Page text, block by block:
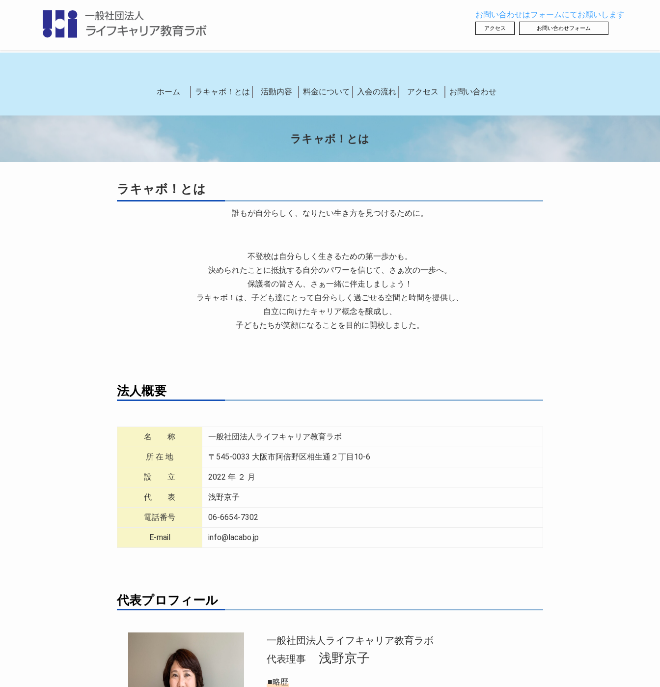
お問い合わせはフォームにてお願いします
アクセス お問い合わせフォーム
ホーム ラキャボ！とは 活動内容 料金について 入会の流れ アクセス お問い合わせ
ラキャボ！とは
ラキャボ！とは
誰もが自分らしく、なりたい生き方を見つけるために。
不登校は自分らしく生きるための第一歩かも。
決められたことに抵抗する自分のパワーを信じて、さぁ次の一歩へ。
保護者の皆さん、さぁ一緒に伴走しましょう！
ラキャボ！は、子ども達にとって自分らしく過ごせる空間と時間を提供し、
自立に向けたキャリア概念を醸成し、
子どもたちが笑顔になることを目的に開校しました。
法人概要
名 称 一般社団法人ライフキャリア教育ラボ
所 在 地 〒545-0033 大阪市阿倍野区相生通２丁目10-6
設 立 2022 年 ２ 月
代 表 浅野京子
電話番号 06-6654-7302
E-mail info@lacabo.jp
代表プロフィール
一般社団法人ライフキャリア教育ラボ
代表理事
浅野京子
■略歴